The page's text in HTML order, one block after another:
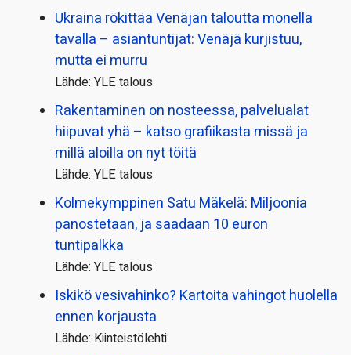
Ukraina rökittää Venäjän taloutta monella
tavalla – asiantuntijat: Venäjä kurjistuu,
mutta ei murru
Lähde: YLE talous
Rakentaminen on nosteessa, palvelualat
hiipuvat yhä – katso grafiikasta missä ja
millä aloilla on nyt töitä
Lähde: YLE talous
Kolmekymppinen Satu Mäkelä: Miljoonia
panostetaan, ja saadaan 10 euron
tuntipalkka
Lähde: YLE talous
Iskikö vesivahinko? Kartoita vahingot huolella
ennen korjausta
Lähde: Kiinteistölehti